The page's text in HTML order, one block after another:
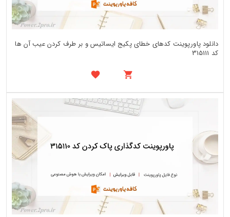
دانلود پاورپوینت کدهای خطای پکیج ایساتیس و بر طرف کردن عیب آن ها
کد 315111